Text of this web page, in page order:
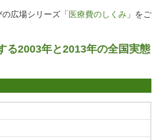
広場シリーズ「 医療費のしくみ 」をご
る2003年と2013年の全国実態